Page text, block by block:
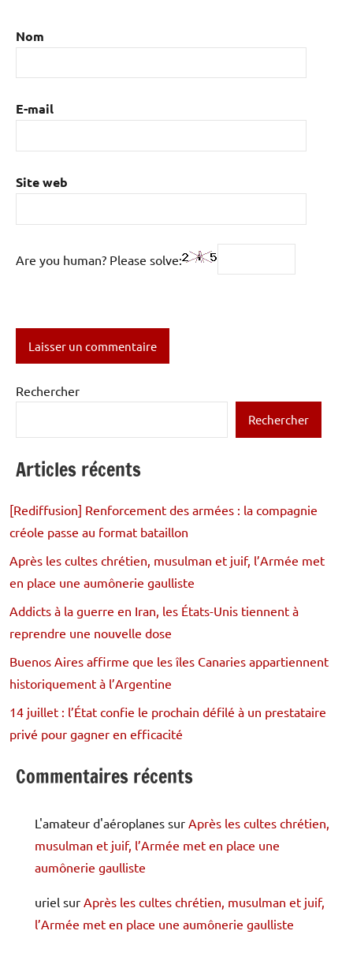
Nom
E-mail
Site web
Are you human? Please solve:
Rechercher
Rechercher
Articles récents
[Rediffusion] Renforcement des armées : la compagnie
créole passe au format bataillon
Après les cultes chrétien, musulman et juif, l’Armée met
en place une aumônerie gaulliste
Addicts à la guerre en Iran, les États-Unis tiennent à
reprendre une nouvelle dose
Buenos Aires affirme que les îles Canaries appartiennent
historiquement à l’Argentine
14 juillet : l’État confie le prochain défilé à un prestataire
privé pour gagner en efficacité
Commentaires récents
L'amateur d'aéroplanes sur Après les cultes chrétien,
musulman et juif, l’Armée met en place une
aumônerie gaulliste
uriel sur Après les cultes chrétien, musulman et juif,
l’Armée met en place une aumônerie gaulliste